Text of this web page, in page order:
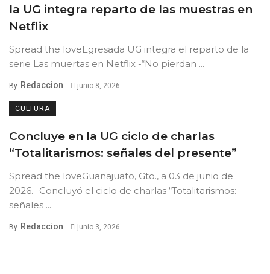
la UG integra reparto de las muestras en
Netflix
Spread the loveEgresada UG integra el reparto de la
serie Las muertas en Netflix -“No pierdan ...
By Redaccion junio 8, 2026
CULTURA
Concluye en la UG ciclo de charlas
“Totalitarismos: señales del presente”
Spread the loveGuanajuato, Gto., a 03 de junio de
2026.- Concluyó el ciclo de charlas “Totalitarismos:
señales ...
By Redaccion junio 3, 2026